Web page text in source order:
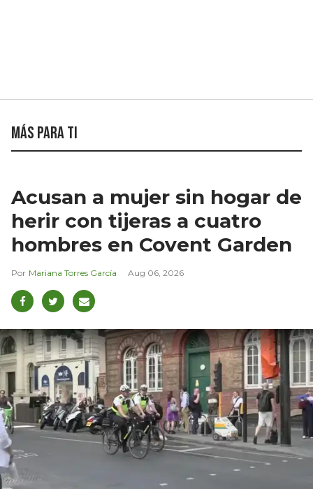
Más para ti
Acusan a mujer sin hogar de
herir con tijeras a cuatro
hombres en Covent Garden
Mariana Torres García Aug 06, 2026